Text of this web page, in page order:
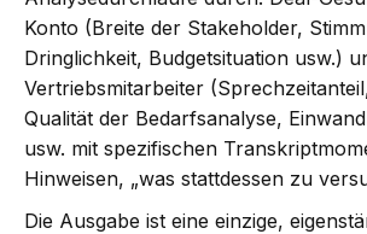
Konto (Breite der Stakeholder,
Dringlichkeit, Budgetsituation usw.)
Vertriebsmitarbeiter
Qualität der Bedarfsanalyse,
usw. mit spezifischen
Hinweisen, „was stattdessen zu
Die Ausgabe ist eine einzige,